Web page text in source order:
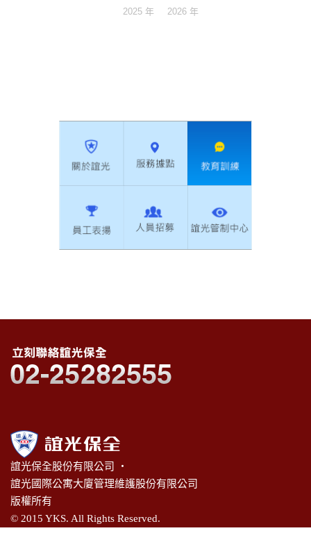
2025 年
2026 年
誼光保全股份有限公司 ‧
誼光國際公寓大廈管理維護股份有限公司
版權所有
© 2015 YKS. All Rights Reserved.